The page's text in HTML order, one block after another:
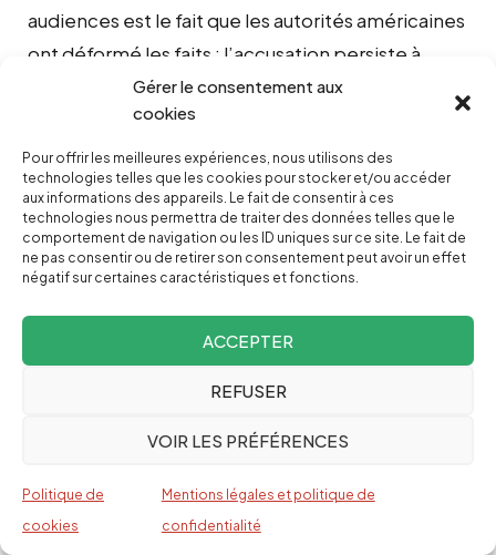
Gérer le consentement aux
cookies
Pour offrir les meilleures expériences, nous utilisons des
technologies telles que les cookies pour stocker et/ou accéder
aux informations des appareils. Le fait de consentir à ces
technologies nous permettra de traiter des données telles que le
comportement de navigation ou les ID uniques sur ce site. Le fait de
ne pas consentir ou de retirer son consentement peut avoir un effet
négatif sur certaines caractéristiques et fonctions.
ACCEPTER
REFUSER
VOIR LES PRÉFÉRENCES
Politique de
cookies
Mentions légales et politique de
confidentialité
audiences est le fait que les autorités américaines
ont déformé les faits : l’accusation persiste à
prétendre que les autorités américaines ne
poursuivent pas le journalisme de Julian Assange,
mais plutôt une publication étroitement limitée
de documents non censurés qui, selon elles,
mettent en danger les sources et les
informateurs américains. Tout d’abord, ce n’est
pas vrai : tout journaliste digne de ce nom peut
vérifier l’acte d’accusation qui le remplace et se
rendre compte que les autorités américaines le
poursuivent pour des activités purement
l’obtention de documents classifiés comme les
câbles, les dossiers de Guantanamo et les règles
d’engagement en Irak.